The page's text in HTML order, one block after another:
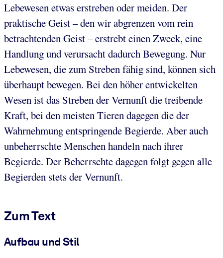
Lebewesen etwas erstreben oder meiden. Der
praktische Geist – den wir abgrenzen vom rein
betrachtenden Geist – erstrebt einen Zweck, eine
Handlung und verursacht dadurch Bewegung. Nur
Lebewesen, die zum Streben fähig sind, können sich
überhaupt bewegen. Bei den höher entwickelten
Wesen ist das Streben der Vernunft die treibende
Kraft, bei den meisten Tieren dagegen die der
Wahrnehmung entspringende Begierde. Aber auch
unbeherrschte Menschen handeln nach ihrer
Begierde. Der Beherrschte dagegen folgt gegen alle
Begierden stets der Vernunft.
Zum Text
Aufbau und Stil